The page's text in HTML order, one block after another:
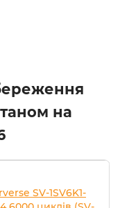
на
SV-1SV6K1-